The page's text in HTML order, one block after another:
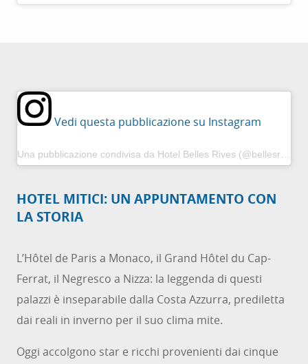
Vedi questa pubblicazione su Instagram
HOTEL MITICI: UN APPUNTAMENTO CON
LA STORIA
L’Hôtel de Paris a Monaco, il Grand Hôtel du Cap-
Ferrat, il Negresco a Nizza: la leggenda di questi
palazzi è inseparabile dalla Costa Azzurra, prediletta
dai reali in inverno per il suo clima mite.
Oggi accolgono star e ricchi provenienti dai cinque